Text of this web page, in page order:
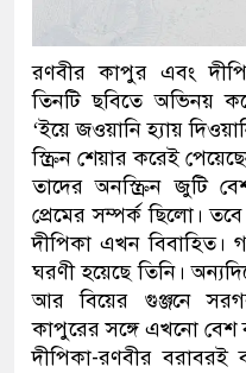
নেতৃত্ব ও
যে
‘আজহার
অবৈধ
জড়িত
থানা পুলিশ
রণবীর কাপুর এবং
তিনটি ছবিতে অভিনয়
‘ইয়ে জওয়ানি হ্যায়
স্ক্রিন শেয়ার করেই
তাদের অনস্ক্রিন জুটি
প্রেমের সম্পর্ক ছিলো। তবে
দীপিকা এখন বিবাহিত।
ঘরণী হয়েছে তিনি।
আর বিয়ের গুঞ্জনে
কাপুরের সঙ্গে এখনো বেশ
দীপিকা-রণবীর বরাবরই